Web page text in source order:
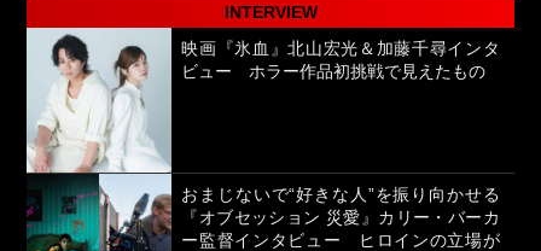
INTERVIEW
映画『氷血』北山宏光＆加藤千尋インタ
ビュー ホラー作品初挑戦で見えたもの
おまじないで“好きな人”を振り向かせる
『オブセッション 災愛』カリー・バーカ
ー監督インタビュー ヒロインの立場が